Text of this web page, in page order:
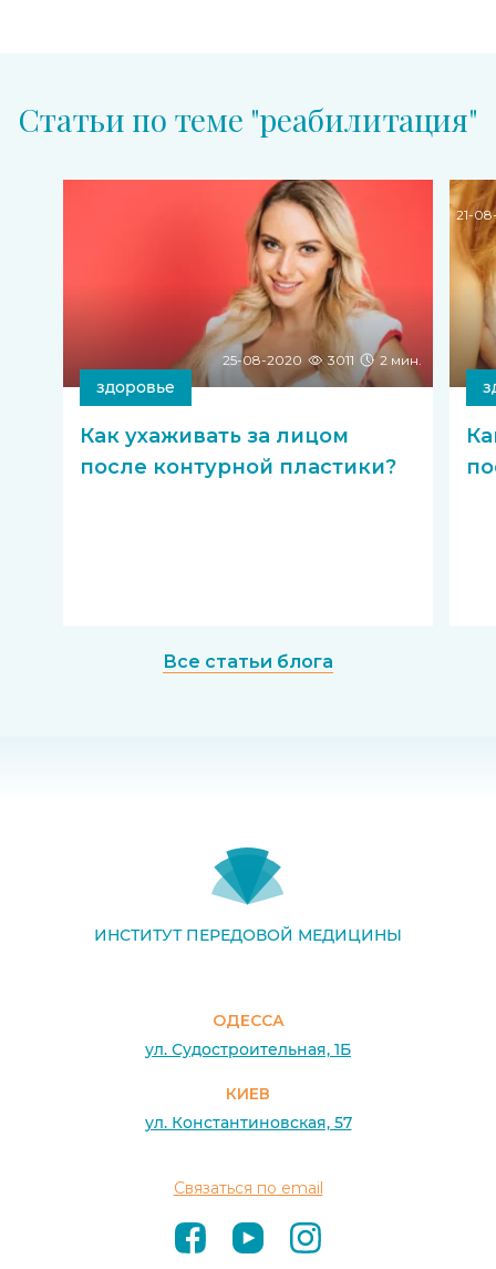
Статьи по теме "реабилитация"
25-08-2020 3011 2 мин.
здоровье
Как ухаживать за лицом
после контурной пластики?
21-
Все статьи блога
ИНСТИТУТ ПЕРЕДОВОЙ МЕДИЦИНЫ
ОДЕССА
ул. Судостроительная, 1Б
КИЕВ
ул. Константиновская, 57
Связаться по email